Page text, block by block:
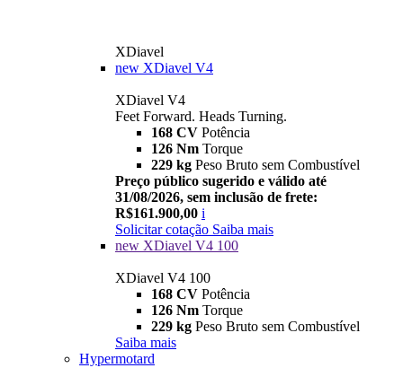
XDiavel
new XDiavel V4
XDiavel V4
Feet Forward. Heads Turning.
168 CV Potência
126 Nm Torque
229 kg Peso Bruto sem Combustível
Preço público sugerido e válido até
31/08/2026, sem inclusão de frete:
R$161.900,00 i
Solicitar cotação Saiba mais
new XDiavel V4 100
XDiavel V4 100
168 CV Potência
126 Nm Torque
229 kg Peso Bruto sem Combustível
Saiba mais
Hypermotard